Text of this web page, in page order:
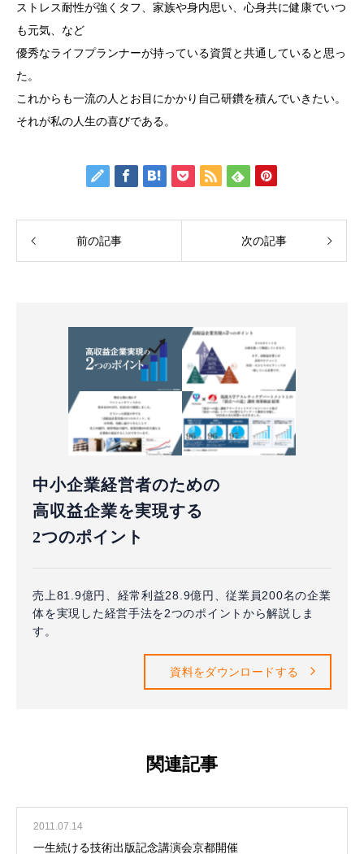
ストレス耐性が強くタフ、家族や身内思い、心身共に健康でいつ
も元気、など
優秀なライフプランナーが持っている資質と共通していると思っ
た。
これからも一流の人とお目にかかり自己研鑽を積んでいきたい。
それが私の人生の喜びである。
前の記事 次の記事
中小企業経営者のための
高収益企業を実現する
2つのポイント
売上81.9億円、経常利益28.9億円、従業員200名の企業
体を実現した経営手法を2つのポイントから解説しま
す。
資料をダウンロードする
関連記事
2011.07.14
一生続ける技術出版記念講演会京都開催